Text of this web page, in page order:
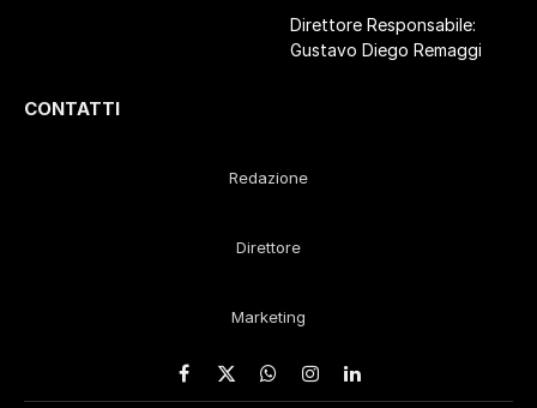
Direttore Responsabile:
Gustavo Diego Remaggi
CONTATTI
Redazione
Direttore
Marketing
Facebook
X
WhatsApp
Instagram
LinkedIn